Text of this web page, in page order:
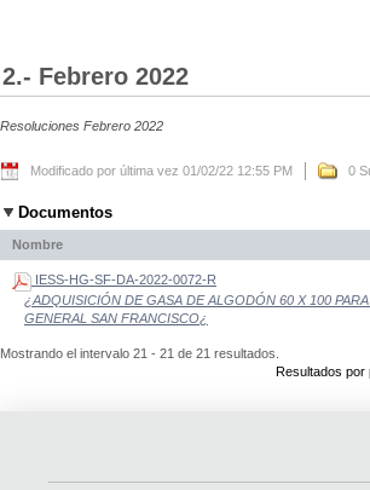
2.- Febrero 2022
Resoluciones Febrero 2022
Modificado por última vez 01/02/22 12:55 PM 0
Documentos
Nombre
IESS-HG-SF-DA-2022-0072-R
¿ADQUISICIÓN DE GASA DE ALGODÓN 60 X 100 PARA
GENERAL SAN FRANCISCO¿
Mostrando el intervalo 21 - 21 de 21 resultados.
Resultados por